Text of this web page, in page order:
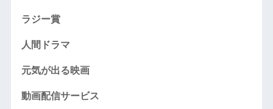
ラジー賞
人間ドラマ
元気が出る映画
動画配信サービス